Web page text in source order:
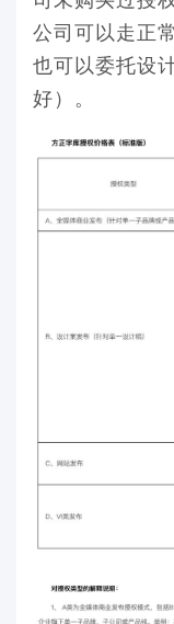
公司可以走正
也可以委托设
好）。